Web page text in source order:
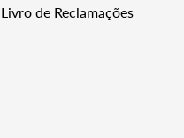
Livro de Reclamações